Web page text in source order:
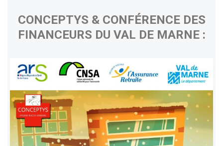
CONCEPTYS & CONFÉRENCE DES
FINANCEURS DU VAL DE MARNE :